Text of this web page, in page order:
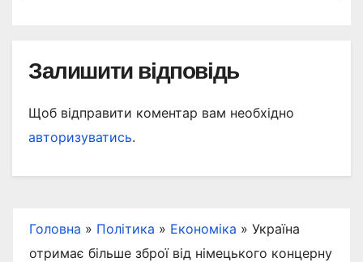
Залишити відповідь
Щоб відправити коментар вам необхідно
авторизуватись.
Головна » Політика » Економіка » Україна
отримає більше зброї від німецького концерну